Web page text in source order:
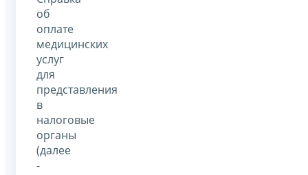
об
оплате
медицинских
услуг
для
представления
в
налоговые
органы
(далее
-